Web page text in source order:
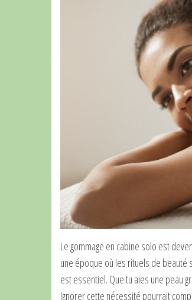
Le gommage en cabine solo est
une époque où les rituels de
est essentiel. Que tu aies une peau
Ignorer cette nécessité pourrait